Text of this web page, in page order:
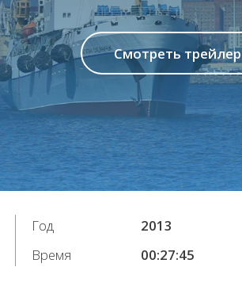
Смотреть трейлер
Год
2013
Время
00:27:45